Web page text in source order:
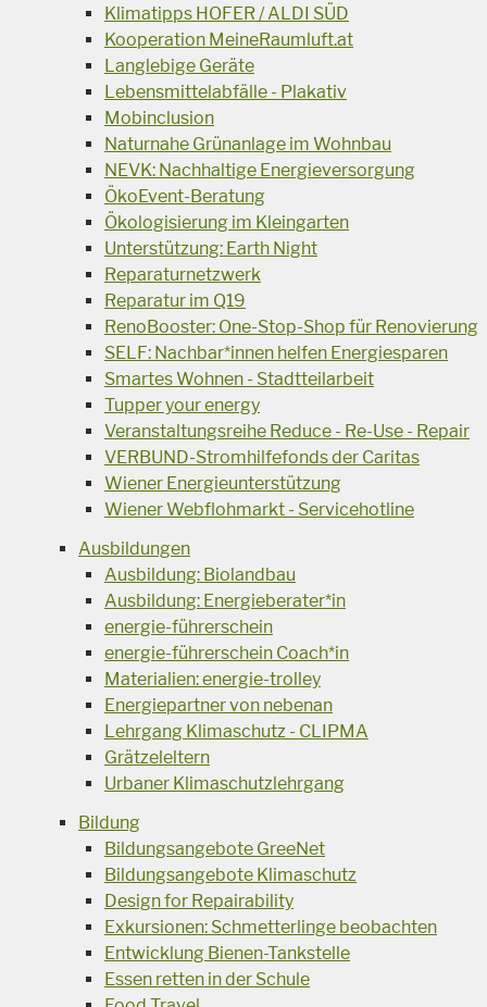
Klimatipps HOFER / ALDI SÜD
Kooperation MeineRaumluft.at
Langlebige Geräte
Lebensmittelabfälle - Plakativ
Mobinclusion
Naturnahe Grünanlage im Wohnbau
NEVK: Nachhaltige Energieversorgung
ÖkoEvent-Beratung
Ökologisierung im Kleingarten
Unterstützung: Earth Night
Reparaturnetzwerk
Reparatur im Q19
RenoBooster: One-Stop-Shop für Renovierung
SELF: Nachbar*innen helfen Energiesparen
Smartes Wohnen - Stadtteilarbeit
Tupper your energy
Veranstaltungsreihe Reduce - Re-Use - Repair
VERBUND-Stromhilfefonds der Caritas
Wiener Energieunterstützung
Wiener Webflohmarkt - Servicehotline
Ausbildungen
Ausbildung: Biolandbau
Ausbildung: Energieberater*in
energie-führerschein
energie-führerschein Coach*in
Materialien: energie-trolley
Energiepartner von nebenan
Lehrgang Klimaschutz - CLIPMA
Grätzeleltern
Urbaner Klimaschutzlehrgang
Bildung
Bildungsangebote GreeNet
Bildungsangebote Klimaschutz
Design for Repairability
Exkursionen: Schmetterlinge beobachten
Entwicklung Bienen-Tankstelle
Essen retten in der Schule